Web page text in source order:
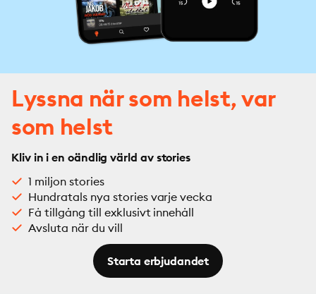
Lyssna när som helst, var
som helst
Kliv in i en oändlig värld av stories
1 miljon stories
Hundratals nya stories varje vecka
Få tillgång till exklusivt innehåll
Avsluta när du vill
Starta erbjudandet